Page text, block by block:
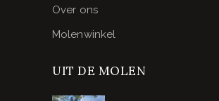
Over ons
Molenwinkel
UIT DE MOLEN